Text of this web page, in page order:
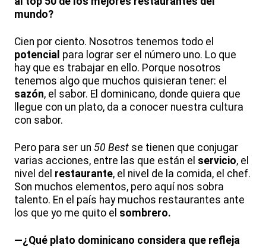
mundo?
Cien por ciento. Nosotros tenemos todo el
potencial para lograr ser el número uno. Lo que
hay que es trabajar en ello. Porque nosotros
tenemos algo que muchos quisieran tener: el
sazón, el sabor. El dominicano, donde quiera que
llegue con un plato, da a conocer nuestra cultura
con sabor.
Pero para ser un 50 Best se tienen que conjugar
varias acciones, entre las que están el servicio, el
nivel del restaurante, el nivel de la comida, el chef.
Son muchos elementos, pero aquí nos sobra
talento. En el país hay muchos restaurantes ante
los que yo me quito el sombrero.
—¿Qué plato dominicano considera que refleja